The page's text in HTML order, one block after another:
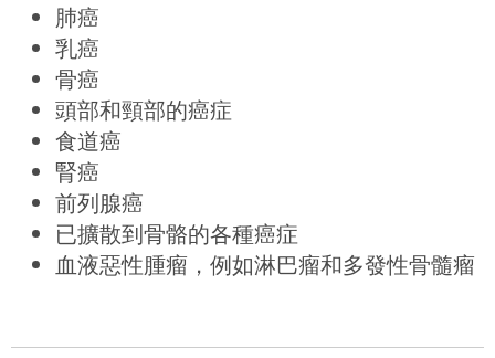
肺癌
乳癌
骨癌
頭部和頸部的癌症
食道癌
腎癌
前列腺癌
已擴散到骨骼的各種癌症
血液惡性腫瘤，例如淋巴瘤和多發性骨髓瘤